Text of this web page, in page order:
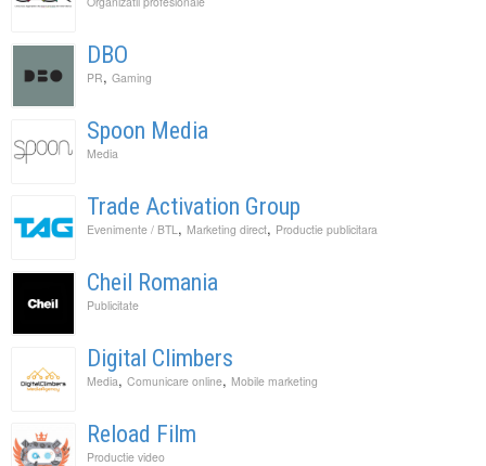
DBO
PR, Gaming
Spoon Media
Media
Trade Activation Group
Evenimente / BTL , Marketing direct, Productie publicitara
Cheil Romania
Publicitate
Digital Climbers
Media, Comunicare online, Mobile marketing
Reload Film
Productie video